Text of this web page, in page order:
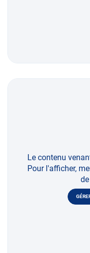
Le contenu
Pour l'afficher,